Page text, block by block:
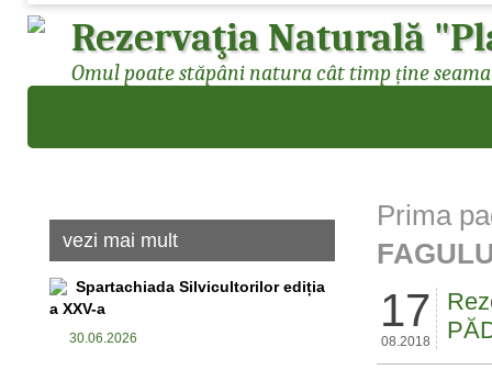
Rezervaţia Naturală
Omul poate stăpâni natura cât timp ține
vezi mai mult
Spartachiada Silvicultorilor ediția
a XXV-a
30.06.2026
Prima
17
08.2018